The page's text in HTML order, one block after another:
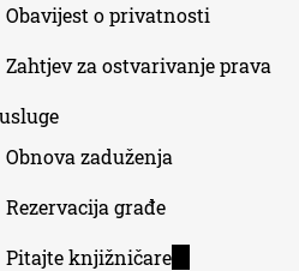
Obavijest o privatnosti
Zahtjev za ostvarivanje prava
Obnova zaduženja
Rezervacija građe
Pitajte knjižničare(link